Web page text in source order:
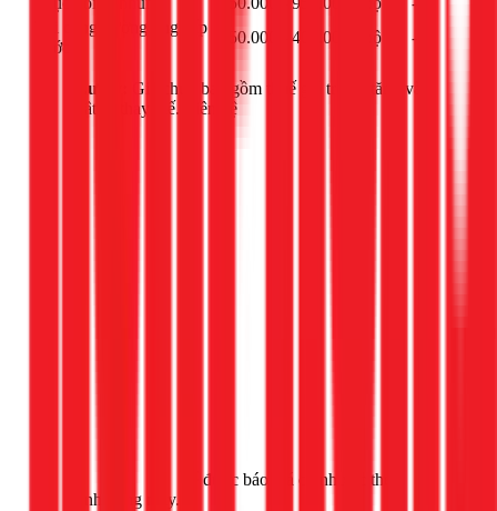
Thi công đường ống cấp
nước
250.000 - 400.000đ bộ -
Lưu ý:
Giá chưa bao gồm thuế giá trị gia tăng và
vật tư thay thế. Liên hệ
để được báo giá chính xác theo
tình trạng máy.